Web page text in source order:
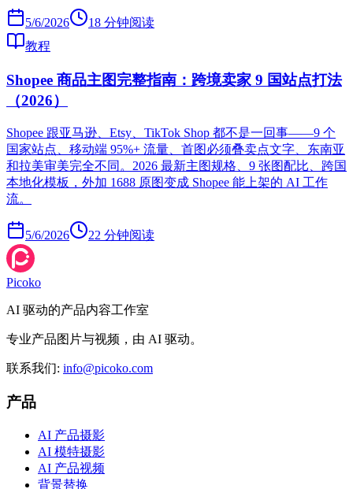
5/6/2026 18 分钟阅读
教程
Shopee 商品主图完整指南：跨境卖家 9 国站点打法
（2026）
Shopee 跟亚马逊、Etsy、TikTok Shop 都不是一回事——9 个
国家站点、移动端 95%+ 流量、首图必须叠卖点文字、东南亚
和拉美审美完全不同。2026 最新主图规格、9 张图配比、跨国
本地化模板，外加 1688 原图变成 Shopee 能上架的 AI 工作
流。
5/6/2026 22 分钟阅读
Picoko
AI 驱动的产品内容工作室
专业产品图片与视频，由 AI 驱动。
联系我们: info@picoko.com
产品
AI 产品摄影
AI 模特摄影
AI 产品视频
背景替换